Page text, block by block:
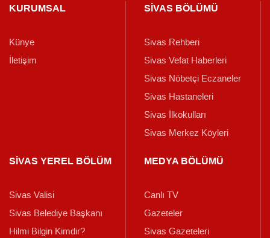
KURUMSAL
Künye
İletişim
SİVAS BÖLÜMÜ
Sivas Rehberi
Sivas Vefat Haberleri
Sivas Nöbetçi Eczaneler
Sivas Hastaneleri
Sivas İlkokulları
Sivas Merkez Köyleri
SİVAS YEREL BÖLÜM
Sivas Valisi
Sivas Belediye Başkanı
Hilmi Bilgin Kimdir?
MEDYA BÖLÜMÜ
Canlı TV
Gazeteler
Sivas Gazeteleri